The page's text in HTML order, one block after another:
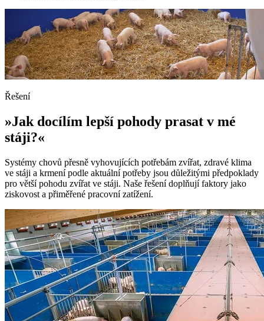
Řešení
»Jak docílím lepší pohody prasat v mé
stáji?«
Systémy chovů přesně vyhovujících potřebám zvířat, zdravé klima
ve stáji a krmení podle aktuální potřeby jsou důležitými předpoklady
pro větší pohodu zvířat ve stáji. Naše řešení doplňují faktory jako
ziskovost a přiměřené pracovní zatížení.